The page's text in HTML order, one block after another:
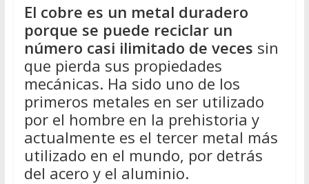
El cobre es un metal duradero
porque se puede reciclar un
número casi ilimitado de veces sin
que pierda sus propiedades
mecánicas. Ha sido uno de los
primeros metales en ser utilizado
por el hombre en la prehistoria y
actualmente es el tercer metal más
utilizado en el mundo, por detrás
del acero y el aluminio.